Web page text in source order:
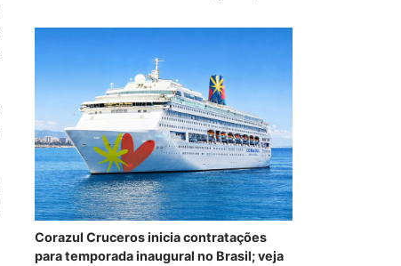
Corazul Cruceros inicia contratações
para temporada inaugural no Brasil; veja